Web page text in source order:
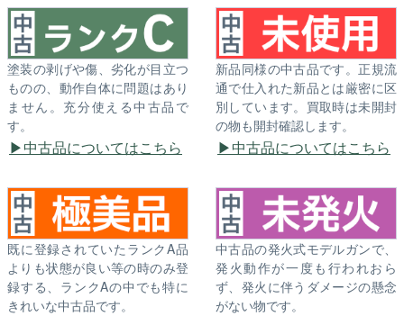
塗装の剥げや傷、劣化が目立つ
ものの、動作自体に問題はあり
ません。充分使える中古品で
す。
中古品についてはこちら
新品同様の中古品です。正規流
通で仕入れた新品とは厳密に区
別しています。買取時は未開封
の物も開封確認します。
中古品についてはこちら
既に登録されていたランクA品
よりも状態が良い等の時のみ登
録する、ランクAの中でも特に
きれいな中古品です。
中古品の発火式モデルガンで、
発火動作が一度も行われおら
ず、発火に伴うダメージの懸念
がない物です。